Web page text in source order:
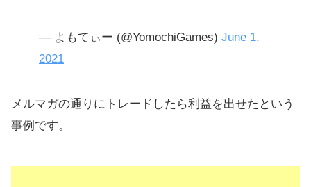
— よもてぃー (@YomochiGames) June 1,
2021
メルマガの通りにトレードしたら利益を出せたという
事例です。